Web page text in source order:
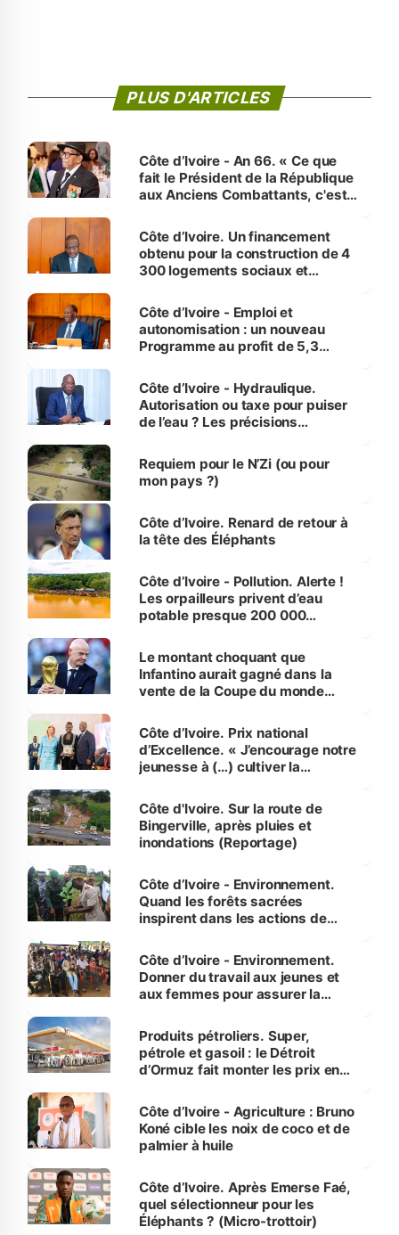
PLUS D'ARTICLES
Côte d’Ivoire - An 66. « Ce que
fait le Président de la République
aux Anciens Combattants, c'est
Côte d’Ivoire. Un financement
obtenu pour la construction de 4
300 logements sociaux et
et Yamoussoukro
Côte d’Ivoire - Emploi et
autonomisation : un nouveau
Programme au profit de 5,3
Côte d’Ivoire - Hydraulique.
Autorisation ou taxe pour puiser
de l’eau ? Les précisions
Requiem pour le N’Zi (ou pour
mon pays ?)
Côte d’Ivoire. Renard de retour à
la tête des Éléphants
Côte d’Ivoire - Pollution. Alerte !
Les orpailleurs privent d’eau
potable presque 200 000
Le montant choquant que
Infantino aurait gagné dans la
vente de la Coupe du monde
Côte d’Ivoire. Prix national
d’Excellence. « J’encourage notre
jeunesse à (…) cultiver la
(Alassane Ouattara
Côte d'Ivoire. Sur la route de
Bingerville, après pluies et
inondations (Reportage)
Côte d’Ivoire - Environnement.
Quand les forêts sacrées
inspirent dans les actions de
Côte d’Ivoire - Environnement.
Donner du travail aux jeunes et
aux femmes pour assurer la
menacées
Produits pétroliers. Super,
pétrole et gasoil : le Détroit
d’Ormuz fait monter les prix en
Côte d’Ivoire - Agriculture : Bruno
Koné cible les noix de coco et de
palmier à huile
Côte d’Ivoire. Après Emerse Faé,
quel sélectionneur pour les
Éléphants ? (Micro-trottoir)